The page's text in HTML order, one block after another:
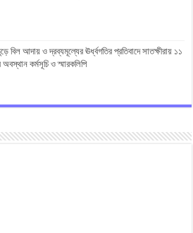
বিল আদায় ও দ্রব্যমূল্যের ঊর্ধ্বগতির প্রতিবাদে সাতক্ষীরায় ১১
কর্মসূচি ও স্মারকলিপি